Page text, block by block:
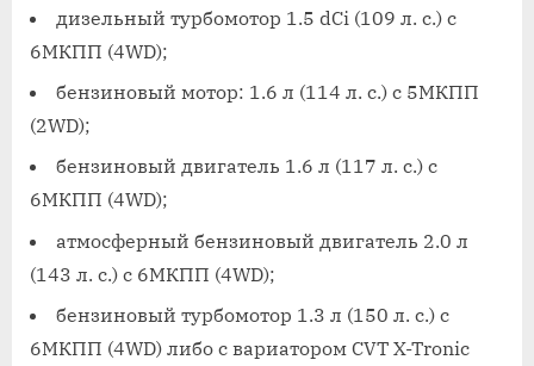
дизельный турбомотор 1.5 dCi (109 л. с.) с
6МКПП (4WD);
бензиновый мотор: 1.6 л (114 л. с.) с 5МКПП
(2WD);
бензиновый двигатель 1.6 л (117 л. с.) с
6МКПП (4WD);
атмосферный бензиновый двигатель 2.0 л
(143 л. с.) с 6МКПП (4WD);
бензиновый турбомотор 1.3 л (150 л. с.) с
6МКПП (4WD) либо с вариатором CVT X-Tronic